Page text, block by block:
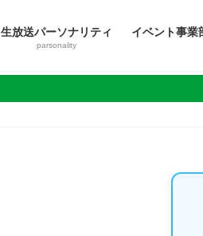
生放送パーソナリティ
parsonality
イベント事業